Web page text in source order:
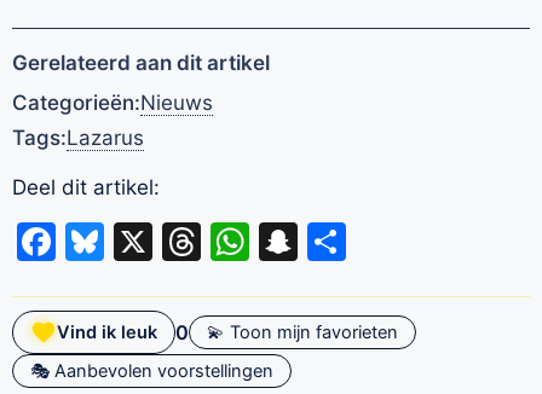
Gerelateerd aan dit artikel
Categorieën:Nieuws
Tags:Lazarus
Deel dit artikel:
Facebook
Bluesky
X Threads
WhatsApp
Snapchat
Vind ik leuk 0
💫 Toon mijn favorieten
🎭 Aanbevolen voorstellingen